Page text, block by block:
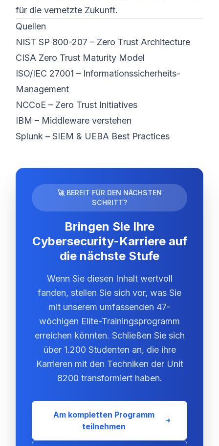
für die vernetzte Zukunft.
Quellen
NIST SP 800-207 – Zero Trust Architecture
CISA Zero Trust Maturity Model
ISO/IEC 27001 – Informationssicherheits-
Management
NCCoE – Zero Trust Initiatives
IBM – Middleware verstehen
Splunk – SIEM & UEBA Best Practices
🚀 BEREIT FÜR DEN NÄCHSTEN
SCHRITT?
Bringen Sie Ihre
Cybersecurity-Karriere auf
die nächste Stufe
Wenn Sie diesen Inhalt wertvoll
fanden, stellen Sie sich vor, was Sie
mit unserem umfassenden 47-
wöchigen Elite-Trainingsprogramm
erreichen könnten. Schließen Sie sich
über 1.200 Studenten an, die ihre
Karrieren mit den Techniken der Unit
8200 transformiert haben.
Am kompletten Programm
teilnehmen